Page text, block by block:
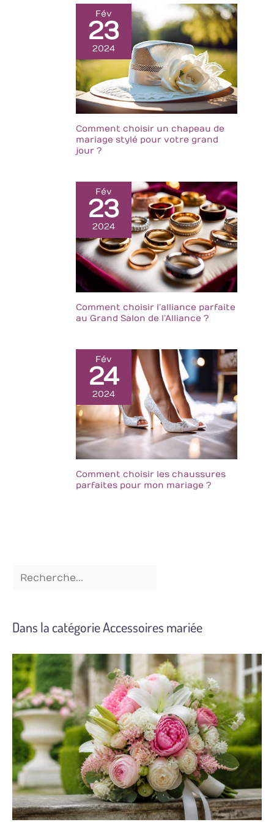
Fév
23
2024
Comment choisir un chapeau de
mariage stylé pour votre grand
jour ?
Fév
23
2024
Comment choisir l’alliance parfaite
au Grand Salon de l’Alliance ?
Fév
24
2024
Comment choisir les chaussures
parfaites pour mon mariage ?
Dans la catégorie Accessoires mariée